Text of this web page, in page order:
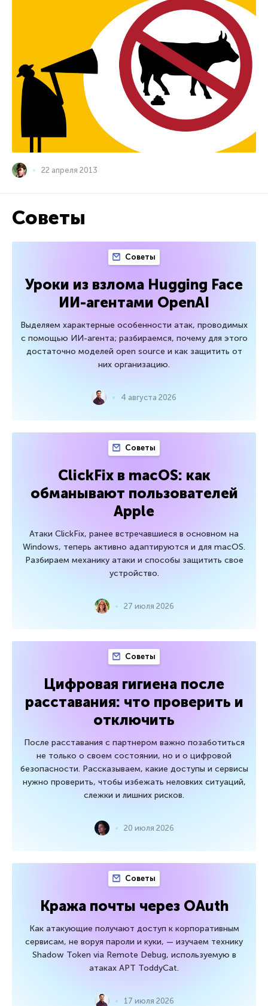
22 апреля 2013
Советы
Советы
Уроки из взлома Hugging Face
ИИ-агентами OpenAI
Выделяем характерные особенности атак, проводимых
с помощью ИИ-агента; разбираемся, почему для этого
достаточно моделей open source и как защитить от
них организацию.
4 августа 2026
Советы
ClickFix в macOS: как
обманывают пользователей
Apple
Атаки ClickFix, ранее встречавшиеся в основном на
Windows, теперь активно адаптируются и для macOS.
Разбираем механику атаки и способы защитить свое
устройство.
27 июля 2026
Советы
Цифровая гигиена после
расставания: что проверить и
отключить
После расставания с партнером важно позаботиться
не только о своем состоянии, но и о цифровой
безопасности. Рассказываем, какие доступы и сервисы
нужно проверить, чтобы избежать неловких ситуаций,
слежки и лишних рисков.
20 июля 2026
Советы
Кража почты через OAuth
Как атакующие получают доступ к корпоративным
сервисам, не воруя пароли и куки, — изучаем технику
Shadow Token via Remote Debug, используемую в
атаках APT ToddyCat.
17 июля 2026